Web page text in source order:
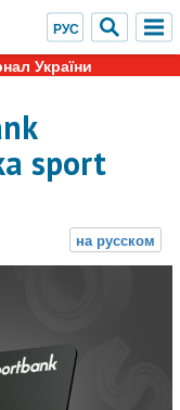
України
sport